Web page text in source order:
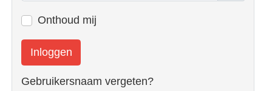
Onthoud mij
Inloggen
Gebruikersnaam vergeten?